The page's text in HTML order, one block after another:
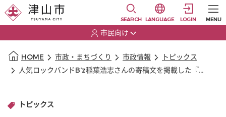
SEARCH
選択すると言語の切
LANGUAGE LOGIN MENU
市民向け
HOME 市政・まちづくり 市政情報
トピックス
人気ロックバンドB'z稲葉浩志さんの寄稿文を掲載した『津山市市勢要覧』をお求めの方へ
トピックス